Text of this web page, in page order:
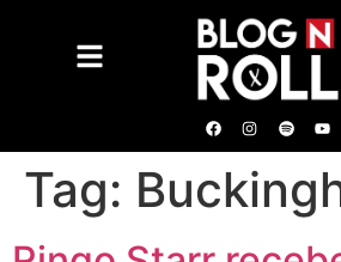
Tag: